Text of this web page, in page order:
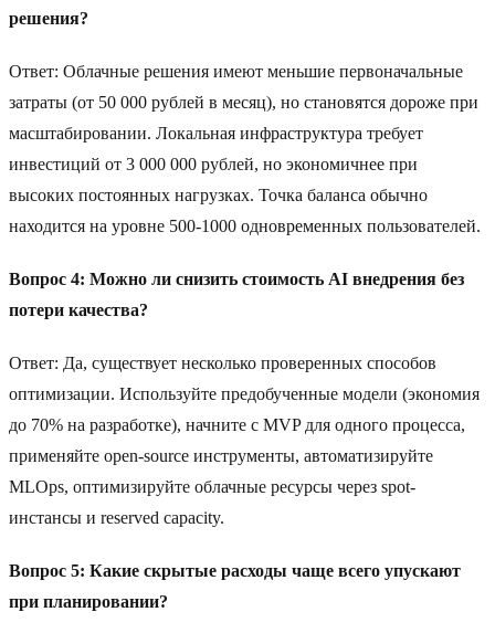
решения?
Ответ: Облачные решения имеют меньшие первоначальные
затраты (от 50 000 рублей в месяц), но становятся дороже при
масштабировании. Локальная инфраструктура требует
инвестиций от 3 000 000 рублей, но экономичнее при
высоких постоянных нагрузках. Точка баланса обычно
находится на уровне 500-1000 одновременных пользователей.
Вопрос 4: Можно ли снизить стоимость AI внедрения без
потери качества?
Ответ: Да, существует несколько проверенных способов
оптимизации. Используйте предобученные модели (экономия
до 70% на разработке), начните с MVP для одного процесса,
применяйте open-source инструменты, автоматизируйте
MLOps, оптимизируйте облачные ресурсы через spot-
инстансы и reserved capacity.
Вопрос 5: Какие скрытые расходы чаще всего упускают
при планировании?